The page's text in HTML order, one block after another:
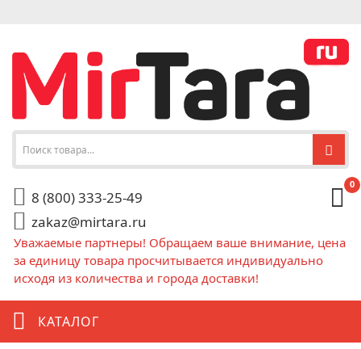
8 (800) 333-25-49
zakaz@mirtara.ru
0
Уважаемые партнеры! Обращаем ваше внимание, цена
за единицу товара просчитывается индивидуально
исходя из количества и города доставки!
КАТАЛОГ